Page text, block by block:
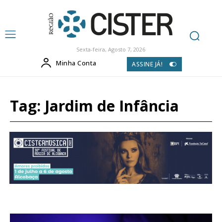
Sexta-feira, Agosto 7, 2026
Minha Conta ASSINE JÁ!
Tag: Jardim de Infância